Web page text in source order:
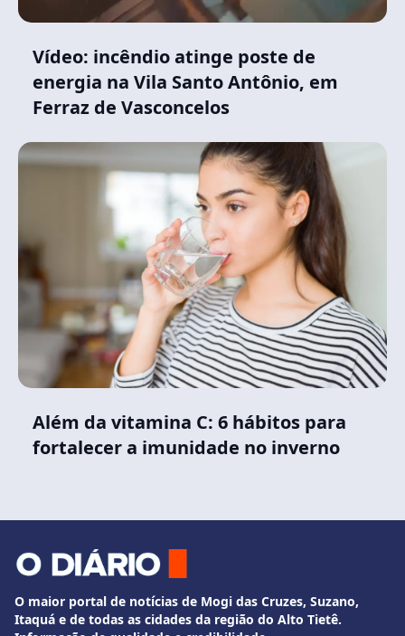
Vídeo: incêndio atinge poste de
energia na Vila Santo Antônio, em
Ferraz de Vasconcelos
Além da vitamina C: 6 hábitos para
fortalecer a imunidade no inverno
O maior portal de notícias de Mogi das Cruzes, Suzano,
Itaquá e de todas as cidades da região do Alto Tietê.